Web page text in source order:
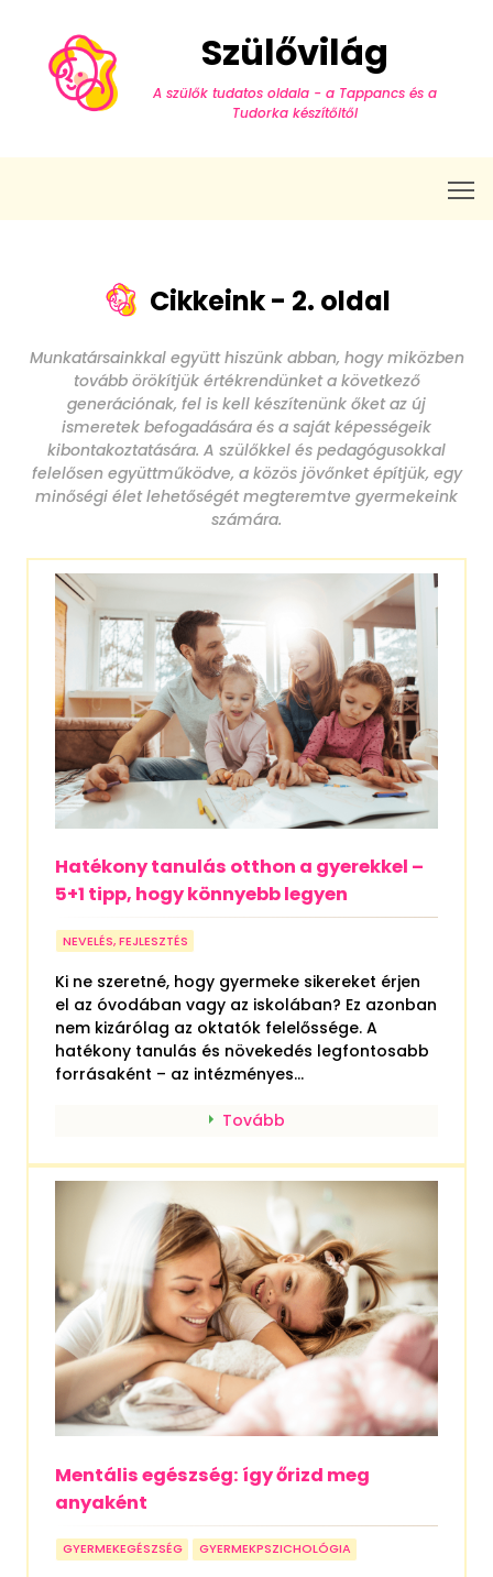
Szülővilág
A szülők tudatos oldala - a Tappancs és a
Tudorka készítőitől
Cikkeink - 2. oldal
Munkatársainkkal együtt hiszünk abban, hogy miközben
tovább örökítjük értékrendünket a következő
generációnak, fel is kell készítenünk őket az új
ismeretek befogadására és a saját képességeik
kibontakoztatására. A szülőkkel és pedagógusokkal
felelősen együttműködve, a közös jövőnket építjük, egy
minőségi élet lehetőségét megteremtve gyermekeink
számára.
Hatékony tanulás otthon a gyerekkel –
5+1 tipp, hogy könnyebb legyen
NEVELÉS, FEJLESZTÉS
Ki ne szeretné, hogy gyermeke sikereket érjen
el az óvodában vagy az iskolában? Ez azonban
nem kizárólag az oktatók felelőssége. A
hatékony tanulás és növekedés legfontosabb
forrásaként – az intézményes...
Tovább
Mentális egészség: így őrizd meg
anyaként
GYERMEKEGÉSZSÉG GYERMEKPSZICHOLÓGIA